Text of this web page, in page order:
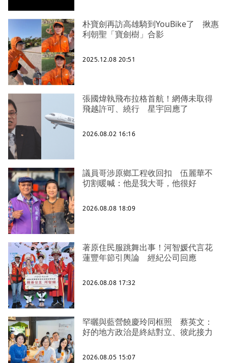
朴寶劍再訪高雄騎到YouBike了 揪惠
利朝聖「寶劍樹」合影
2025.12.08 20:51
張國煒執飛布拉格首航！網傳未取得
飛越許可、繞行 星宇回應了
2026.08.02 16:16
議員哥涉原鄉工程收回扣 伍麗華不
切割暖喊：他是我大哥，他很好
2026.08.08 18:09
著原住民服跳舞出事！河智媛代言花
蓮豐年節引輿論 經紀公司回應
2026.08.08 17:32
罕曬與藍營饒慶玲同框照 蔡英文：
好的地方政治是終結對立、彼此接力
2026.08.05 15:07